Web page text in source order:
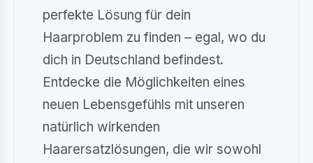
perfekte Lösung für dein
Haarproblem zu finden – egal, wo du
dich in Deutschland befindest.
Entdecke die Möglichkeiten eines
neuen Lebensgefühls mit unseren
natürlich wirkenden
Haarersatzlösungen, die wir sowohl